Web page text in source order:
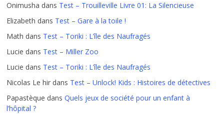
Onimusha dans Test – Trouilleville Livre 01: La Silencieuse
Elizabeth dans Test – Gare à la toile !
Math dans Test – Toriki : L’île des Naufragés
Lucie dans Test – Miller Zoo
Lucie dans Test – Toriki : L’île des Naufragés
Nicolas Le hir dans Test – Unlock! Kids : Histoires de détectives
Papastèque dansQuels jeux de société pour un enfant à
l’hôpital ?